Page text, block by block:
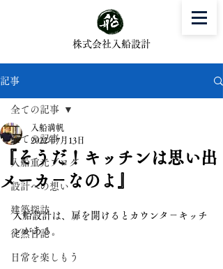
株式会社入船設計
記事
全ての記事
入船重光ブログ
設計への想い
建築探訪
徒然日記
日常を楽しもう
全ての記事
『そうだ！キッチンは思い出
メーカ－なのよ』
入船満帆
2022年7月13日
入船設計は、扉を開けるとカウンタ－キッチ
ンがある。